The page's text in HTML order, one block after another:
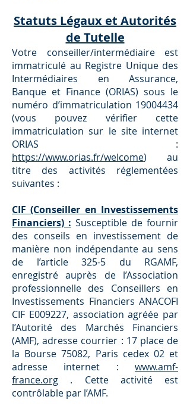
Statuts Légaux et Autorités
de Tutelle
Votre conseiller/intermédiaire est
immatriculé au Registre Unique des
Intermédiaires en Assurance,
Banque et Finance (ORIAS) sous le
numéro d’immatriculation 19004434
(vous pouvez vériﬁer cette
immatriculation sur le site internet
ORIAS :
https://www.orias.fr/welcome) au
titre des activités réglementées
suivantes :
CIF (Conseiller en Investissements
Financiers) : Susceptible de fournir
des conseils en investissement de
manière non indépendante au sens
de l’article 325-5 du RGAMF,
enregistré auprès de l’Association
professionnelle des Conseillers en
Investissements Financiers ANACOFI
CIF E009227, association agréée par
l’Autorité des Marchés Financiers
(AMF), adresse courrier : 17 place de
la Bourse 75082, Paris cedex 02 et
adresse internet : www.amf-
france.org . Cette activité est
contrôlable par l’AMF.